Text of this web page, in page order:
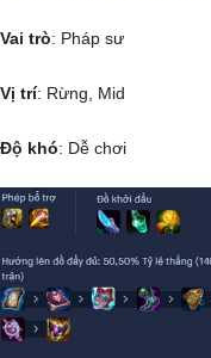
Vai trò: Pháp sư
Vị trí: Rừng, Mid
Độ khó: Dễ chơi